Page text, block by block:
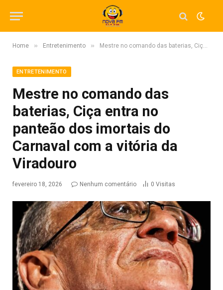
Home » Entretenimento » Mestre no comando das baterias, Ciça entra no panteão dos imortais do Carnaval com a vitória da Viradouro
ENTRETENIMENTO
Mestre no comando das
baterias, Ciça entra no
panteão dos imortais do
Carnaval com a vitória da
Viradouro
fevereiro 18, 2026 Nenhum comentário 0 Visitas